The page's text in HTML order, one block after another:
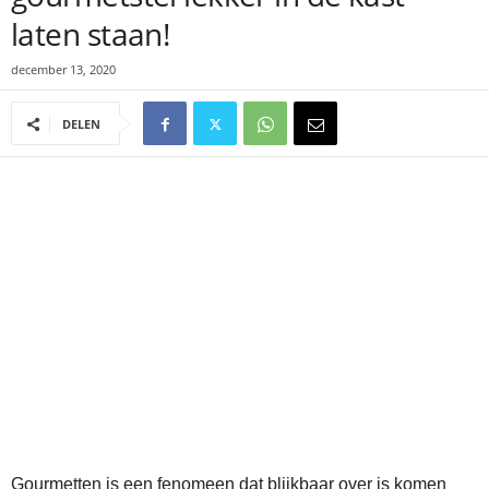
laten staan!
december 13, 2020
DELEN
Gourmetten is een fenomeen dat blijkbaar over is komen